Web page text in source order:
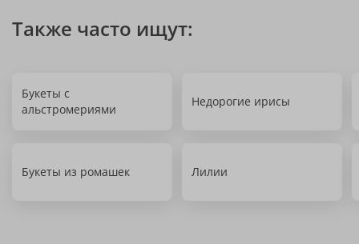
Также часто ищут:
Букеты с
альстромериями
Недорогие ирисы
Букеты из ромашек Лилии